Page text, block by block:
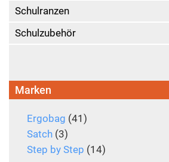
Schulranzen
Schulzubehör
Marken
Ergobag (41)
Satch (3)
Step by Step (14)